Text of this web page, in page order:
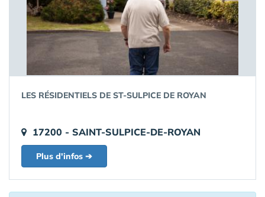
LES RÉSIDENTIELS DE ST-SULPICE DE ROYAN
17200 - SAINT-SULPICE-DE-ROYAN
Plus d'infos ➔